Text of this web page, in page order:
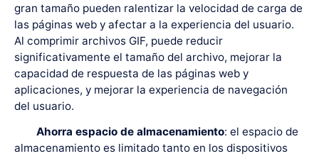
gran tamaño pueden ralentizar la velocidad de carga de
las páginas web y afectar a la experiencia del usuario.
Al comprimir archivos GIF, puede reducir
significativamente el tamaño del archivo, mejorar la
capacidad de respuesta de las páginas web y
aplicaciones, y mejorar la experiencia de navegación
del usuario.
Ahorra espacio de almacenamiento: el espacio de
almacenamiento es limitado tanto en los dispositivos